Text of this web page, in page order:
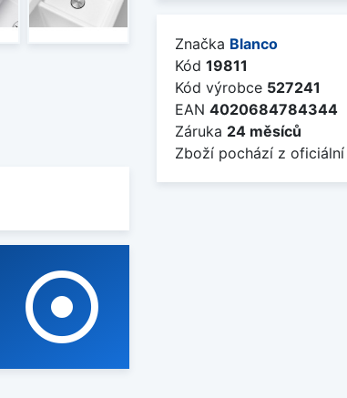
adjust
Značka Blanco
Kód 19811
Kód výrobce 527241
EAN 4020684784344
Záruka 24 měsíců
Zboží pochází z